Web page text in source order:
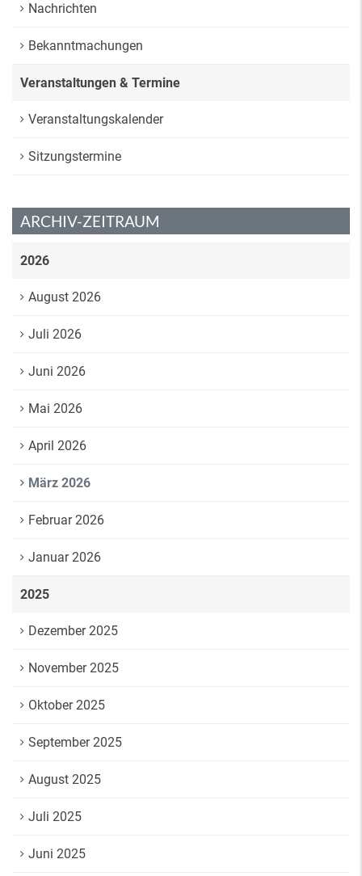
Nachrichten
Bekanntmachungen
Veranstaltungen & Termine
Veranstaltungskalender
Sitzungstermine
ARCHIV-ZEITRAUM
2026
August 2026
Juli 2026
Juni 2026
Mai 2026
April 2026
März 2026
Februar 2026
Januar 2026
2025
Dezember 2025
November 2025
Oktober 2025
September 2025
August 2025
Juli 2025
Juni 2025